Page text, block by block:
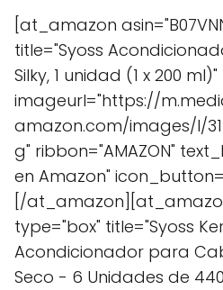
[at_amazon
title="Syoss
Silky, 1 unidad (1 x 200 ml)"
imageurl="https://
amazon.com/images/I/
g" ribbon="AMAZON"
en Amazon"
[/at_amazon][at_amazon
type="box" title="Syoss
Acondicionador para
Seco - 6 Unidades de